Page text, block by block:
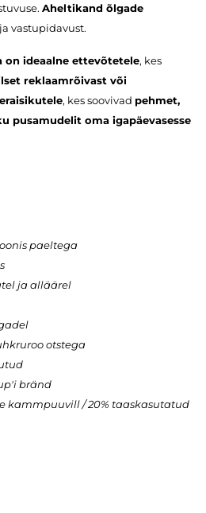
Aheltikand õlgade
vastupidavust.
on ideaalne ettevõtetele, kes
reklaamrõivast või
eraisikutele, kes soovivad pehmet,
pusamudelit oma igapäevasesse
paeltega
ja alläärel
otstega
bränd
kammpuuvill / 20% taaskasutatud